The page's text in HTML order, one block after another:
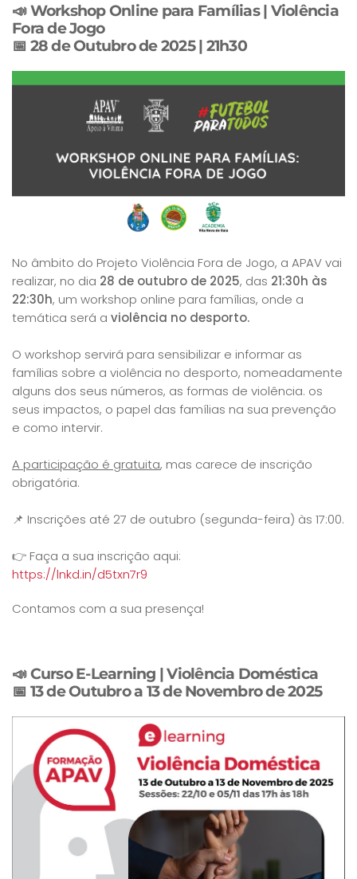
📣 Workshop Online para Famílias | Violência
Fora de Jogo
📅 28 de Outubro de 2025 | 21h30
No âmbito do Projeto Violência Fora de Jogo, a APAV vai
realizar, no dia 28 de outubro de 2025, das 21:30h às
22:30h, um workshop online para famílias, onde a
temática será a violência no desporto.
O workshop servirá para sensibilizar e informar as
famílias sobre a violência no desporto, nomeadamente
alguns dos seus números, as formas de violência. os
seus impactos, o papel das famílias na sua prevenção
e como intervir.
A participação é gratuita, mas carece de inscrição
obrigatória.
📌 Inscrições até 27 de outubro (segunda-feira) às 17:00.
👉 Faça a sua inscrição aqui:
https://lnkd.in/d5txn7r9
Contamos com a sua presença!
📣Curso E-Learning | Violência Doméstica
📅 13 de Outubro a 13 de Novembro de 2025